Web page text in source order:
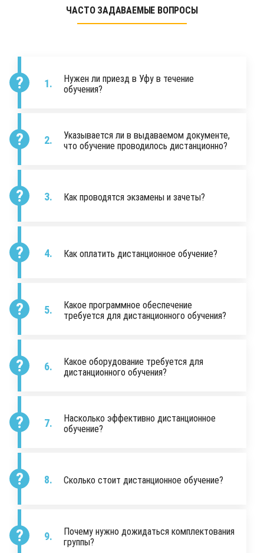
ЧАСТО ЗАДАВАЕМЫЕ ВОПРОСЫ
Нужен ли приезд в Уфу в течение
обучения?
Указывается ли в выдаваемом документе,
что обучение проводилось дистанционно?
Как проводятся экзамены и зачеты?
Как оплатить дистанционное обучение?
Какое программное обеспечение
требуется для дистанционного обучения?
Какое оборудование требуется для
дистанционного обучения?
Насколько эффективно дистанционное
обучение?
Сколько стоит дистанционное обучение?
Почему нужно дожидаться комплектования
группы?